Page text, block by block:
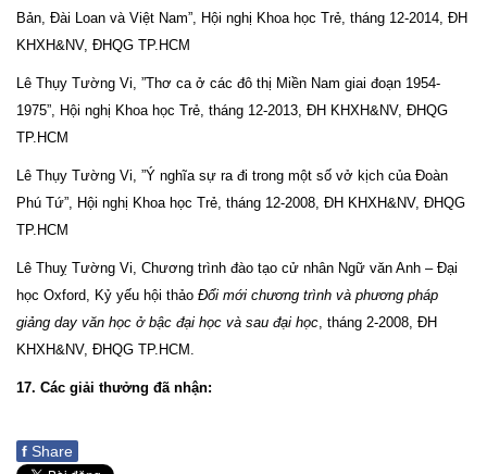
Bản, Đài Loan và Việt Nam”, Hội nghị Khoa học Trẻ, tháng 12-2014, ĐH
KHXH&NV, ĐHQG TP.HCM
Lê Thụy Tường Vi, ”Thơ ca ở các đô thị Miền Nam giai đoạn 1954-
1975”, Hội nghị Khoa học Trẻ, tháng 12-2013, ĐH KHXH&NV, ĐHQG
TP.HCM
Lê Thụy Tường Vi, ”Ý nghĩa sự ra đi trong một số vở kịch của Đoàn
Phú Tứ”, Hội nghị Khoa học Trẻ, tháng 12-2008, ĐH KHXH&NV, ĐHQG
TP.HCM
Lê Thuỵ Tường Vi, Chương trình đào tạo cử nhân Ngữ văn Anh – Đại
học Oxford, Kỷ yếu hội thảo Đổi mới chương trình và phương pháp
giảng day văn học ở bậc đại học và sau đại học , tháng 2-2008, ĐH
KHXH&NV, ĐHQG TP.HCM.
17. Các giải thưởng đã nhận:
f Share